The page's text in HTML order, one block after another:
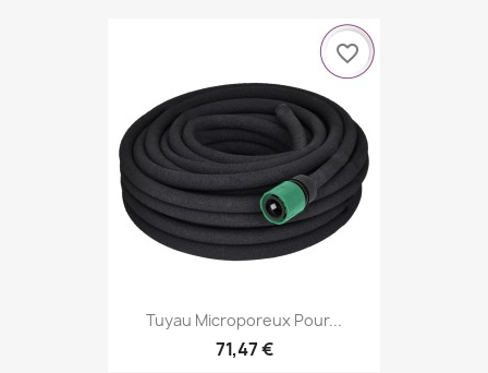
Tuyau Microporeux Pour...
71,47 €
favorite_border